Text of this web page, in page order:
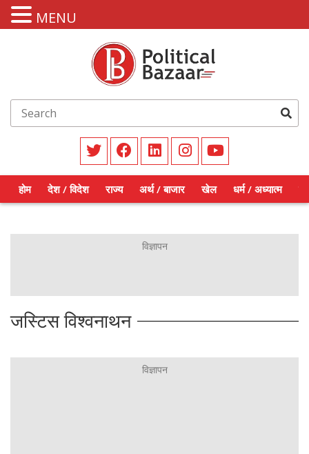
होम देश / विदेश राज्य अर्थ / बाजार खेल धर्म / अध्यात्म
जस्टिस विश्वनाथन
MENU